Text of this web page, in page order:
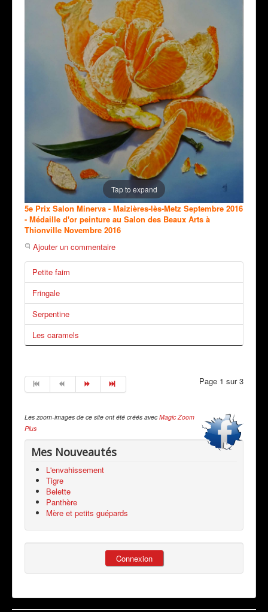
Tap to expand
5e Prix Salon Minerva - Maizières-lès-Metz Septembre 2016
- Médaille d'or peinture au Salon des Beaux Arts à
Thionville Novembre 2016
Ajouter un commentaire
Petite faim
Fringale
Serpentine
Les caramels
Page 1 sur 3
Les zoom-images de ce site ont été créés avecMagic Zoom
Plus
Mes Nouveautés
L'envahissement
Tigre
Belette
Panthère
Mère et petits guépards
Connexion